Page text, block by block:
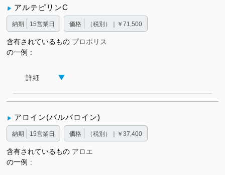
アルテピリンC
納期 15営業日 価格 （税別）｜￥71,500
含有されているもの
の一例
プロポリス
詳細
アロイン(バルバロイン)
納期 15営業日 価格 （税別）｜￥37,400
含有されているもの
の一例
アロエ